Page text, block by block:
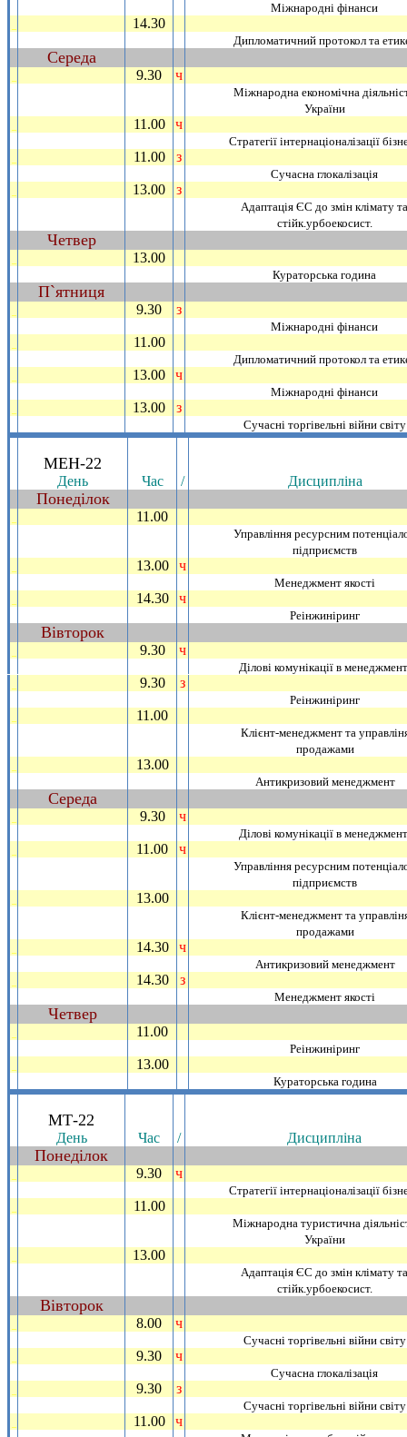
Мiжнароднi фiнанси
14.30
Дипломатичний протокол та
Середа
9.30 ч
Мiжнародна економiчна
України
11.00 ч
Стратегiї iнтернацiоналiзацiї
11.00 з
Сучасна глокалiзацiя
13.00 з
Адаптацiя ЄС до змiн клiмату та
стiйк.урбоекосист.
Четвер
13.00
Кураторська година
П`ятниця
9.30 з
Мiжнароднi фiнанси
11.00
Дипломатичний протокол та
13.00 ч
Мiжнароднi фiнанси
13.00 з
Сучаснi торгiвельнi вiйни свiту
МЕН-22
День Час / Дисциплiна
Понедiлок
11.00
Управлiння ресурсним
пiдприємств
13.00 ч
Менеджмент якостi
14.30 ч
Реiнжинiринг
Вiвторок
9.30 ч
Дiловi комунiкацiї в
9.30 з
Реiнжинiринг
11.00
Клiєнт-менеджмент та
продажами
13.00
Антикризовий менеджмент
Середа
9.30 ч
Дiловi комунiкацiї в
11.00 ч
Управлiння ресурсним
пiдприємств
13.00
Клiєнт-менеджмент та
продажами
14.30 ч
Антикризовий менеджмент
14.30 з
Менеджмент якостi
Четвер
11.00
Реiнжинiринг
13.00
Кураторська година
МТ-22
День Час / Дисциплiна
Понедiлок
9.30 ч
Стратегiї iнтернацiоналiзацiї
11.00
Мiжнародна туристична
України
13.00
Адаптацiя ЄС до змiн клiмату та
стiйк.урбоекосист.
Вiвторок
8.00 ч
Сучаснi торгiвельнi вiйни свiту
9.30 ч
Сучасна глокалiзацiя
9.30 з
Сучаснi торгiвельнi вiйни свiту
11.00 ч